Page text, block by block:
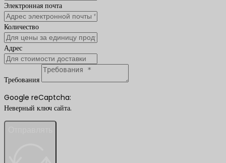
Электронная почта
Количество
Адрес
Требования
Google reCaptcha:
Неверный ключ сайта.